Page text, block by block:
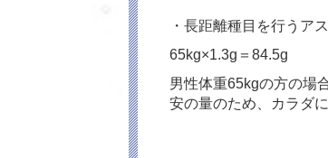
・長距離種目を行うア
65kg×1.3g＝84.5g
男性体重65kgの方の場
安の量のため、カラダ